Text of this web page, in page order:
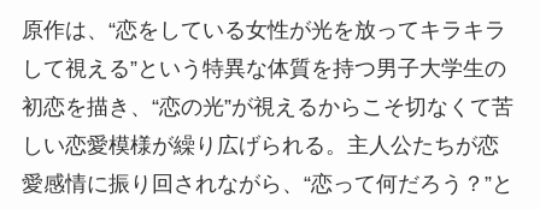
原作は、“恋をしている女性が光を放ってキラキラ
して視える”という特異な体質を持つ男子大学生の
初恋を描き、“恋の光”が視えるからこそ切なくて苦
しい恋愛模様が繰り広げられる。主人公たちが恋
愛感情に振り回されながら、“恋って何だろう？”と